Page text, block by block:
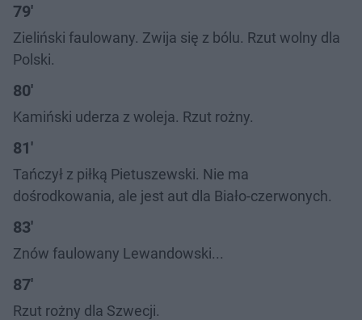
79'
Zieliński faulowany. Zwija się z bólu. Rzut wolny dla
Polski.
80'
Kamiński uderza z woleja. Rzut rożny.
81'
Tańczył z piłką Pietuszewski. Nie ma
dośrodkowania, ale jest aut dla Biało-czerwonych.
83'
Znów faulowany Lewandowski...
87'
Rzut rożny dla Szwecji.